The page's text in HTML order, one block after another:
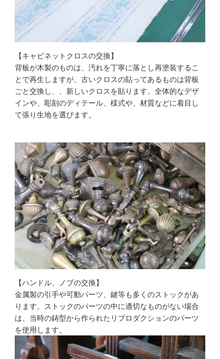
【キャビネットクロスの交換】
背板が木製のものは、汚れを丁寧に落とし再塗装するこ
とで再生しますが、古いクロスの貼ってあるものは背板
ごと交換し、、新しいクロスを貼ります。全体的なデザ
インや、彫刻のディテール、様式や、材質などに着目し
て張り生地を選びます。
【ハンドル、ノブの交換】
金属製の引手や可動パーツ、鍵等も多くのストックがあ
ります。ストックのパーツの中に適切なものがない場合
は、当時の鋳型から作られたリプロダクションのパーツ
を使用します。